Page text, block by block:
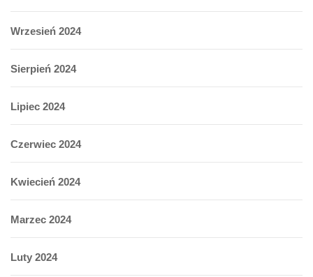
Wrzesień 2024
Sierpień 2024
Lipiec 2024
Czerwiec 2024
Kwiecień 2024
Marzec 2024
Luty 2024